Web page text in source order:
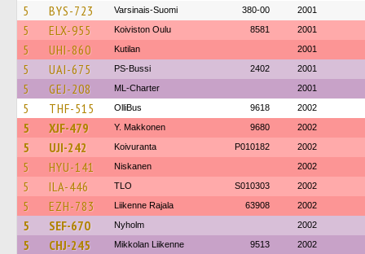
5 BYS-723 Varsinais-Suomi 380-00 2001
5 ELX-955 Koiviston Oulu 8581 2001
5 UHI-860 Kutilan 2001
5 UAI-675 PS-Bussi 2402 2001
5 GEJ-208 ML-Charter 2001
5 THF-515 OlliBus 9618 2002
5 XJF-479 Y. Makkonen 9680 2002
5 UJI-242 Koivuranta P010182 2002
5 HYU-141 Niskanen 2002
5 ILA-446 TLO S010303 2002
5 EZH-783 Liikenne Rajala 63908 2002
5 SEF-670 Nyholm 2002
5 CHJ-245 Mikkolan Liikenne 9513 2002